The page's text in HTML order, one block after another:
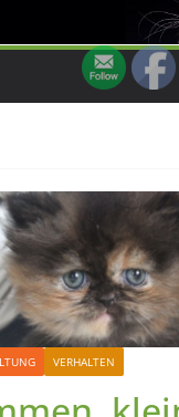
VERHALTEN